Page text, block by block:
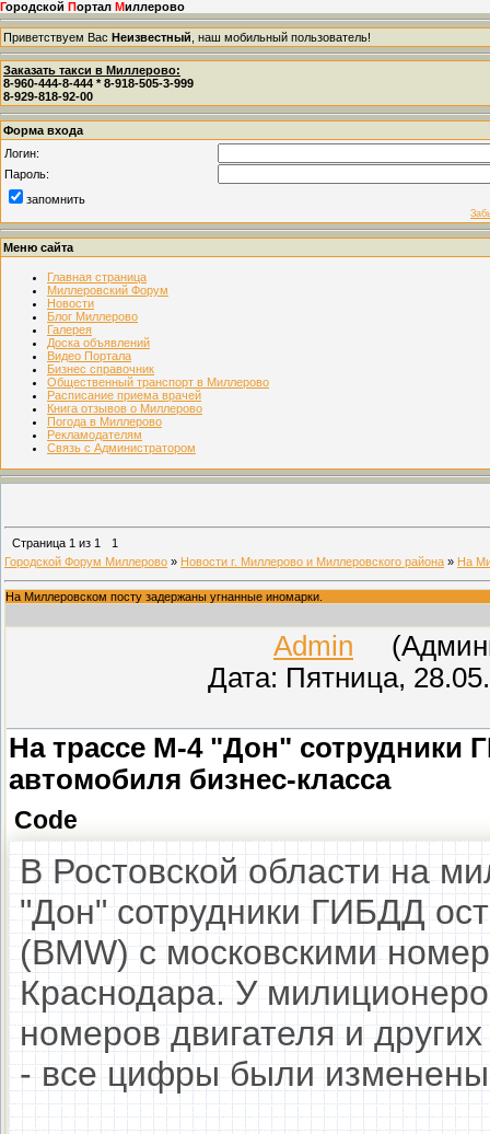
Городской Портал Миллерово
Приветствуем Вас Неизвестный , наш мобильный пользователь!
Заказать такси в Миллерово:
8-960-444-8-444 * 8-918-505-3-999
8-929-818-92-00
Форма входа
Логин:
Пароль:
запомнить
Меню сайта
Главная страница
Миллеровский Форум
Новости
Блог Миллерово
Галерея
Доска объявлений
Видео Портала
Бизнес справочник
Общественный транспорт в Миллерово
Расписание приема врачей
Книга отзывов о Миллерово
Погода в Миллерово
Рекламодателям
Связь с Администратором
Страница 1 из 1
1
Городской Форум Миллерово » Новости г. Миллерово и Миллеровского района » На
На Миллеровском посту задержаны угнанные иномарки.
Admin
Дата: Пятница,
На трассе М-4 "Дон" сотрудники
автомобиля бизнес-класса
Code
В Ростовской области на
"Дон" сотрудники ГИБДД
(BMW) с московскими
Краснодара. У
номеров двигателя и
- все цифры были